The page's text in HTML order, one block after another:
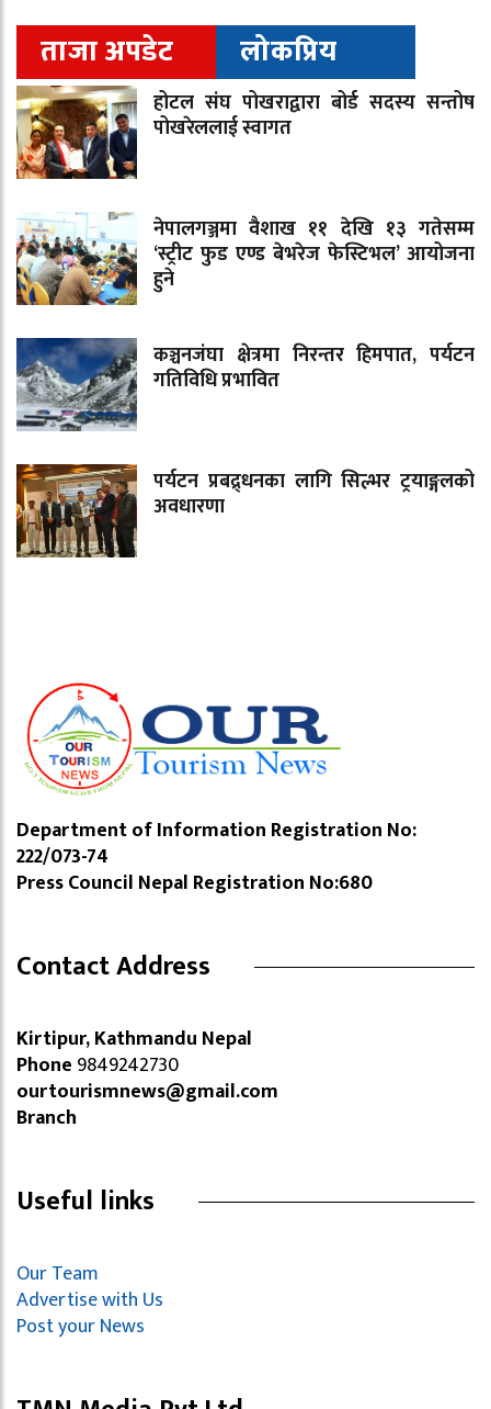
ताजा अपडेट लोकप्रिय
होटल संघ पोखराद्वारा बोर्ड सदस्य सन्तोष
पोखरेललाई स्वागत
नेपालगञ्जमा वैशाख ११ देखि १३ गतेसम्म
‘स्ट्रीट फुड एण्ड बेभरेज फेस्टिभल’ आयोजना
हुने
कञ्चनजंघा क्षेत्रमा निरन्तर हिमपात, पर्यटन
गतिविधि प्रभावित
पर्यटन प्रबद्र्धनका लागि सिल्भर ट्रयाङ्गलको
अवधारणा
Department of Information Registration No:
222/073-74
Press Council Nepal Registration No:680
Contact Address
Kirtipur, Kathmandu Nepal
Phone 9849242730
ourtourismnews@gmail.com
Branch
Useful links
Our Team
Advertise with Us
Post your News